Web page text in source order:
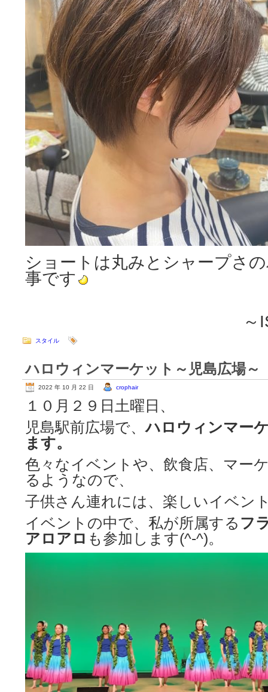
ショートは丸みとシャープさ
事です
～ISSEI
スタイル
ハロウィンマーケット～児島広場～
2022 年 10 月 22 日 crophair
１０月２９日土曜日、
児島駅前広場で、ハロウィンマー
ます。
色々なイベントや、飲食店、マー
るようなので、
子供さん連れには、楽しいイベン
イベントの中で、私が所属する フ
アロアロ も参加します(^-^)。